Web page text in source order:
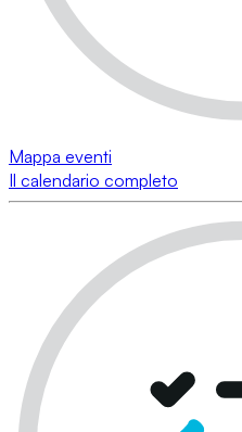
Mappa eventi
Il calendario completo